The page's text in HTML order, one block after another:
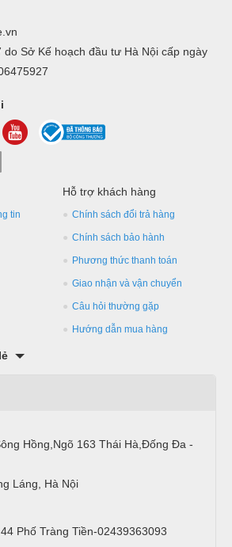
do Sở Kế hoạch đầu tư Hà Nội cấp ngày
tin
Hỗ trợ khách hàng
Chính sách đổi trả hàng
Chính sách bảo hành
Phương thức thanh toán
Giao nhận và vận chuyển
Câu hỏi thường gặp
Hướng dẫn mua hàng
Hồng,Ngõ 163 Thái Hà,Đống Đa -
Láng, Hà Nội
Phố Tràng Tiền-02439363093